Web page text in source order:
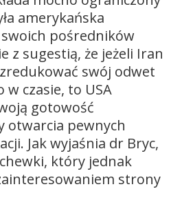
amerykańska
pośredników
z sugestią, że jeżeli Iran
swój odwet
czasie, to USA
gotowość
otwarcia pewnych
Jak wyjaśnia dr Bryc,
który jednak
strony